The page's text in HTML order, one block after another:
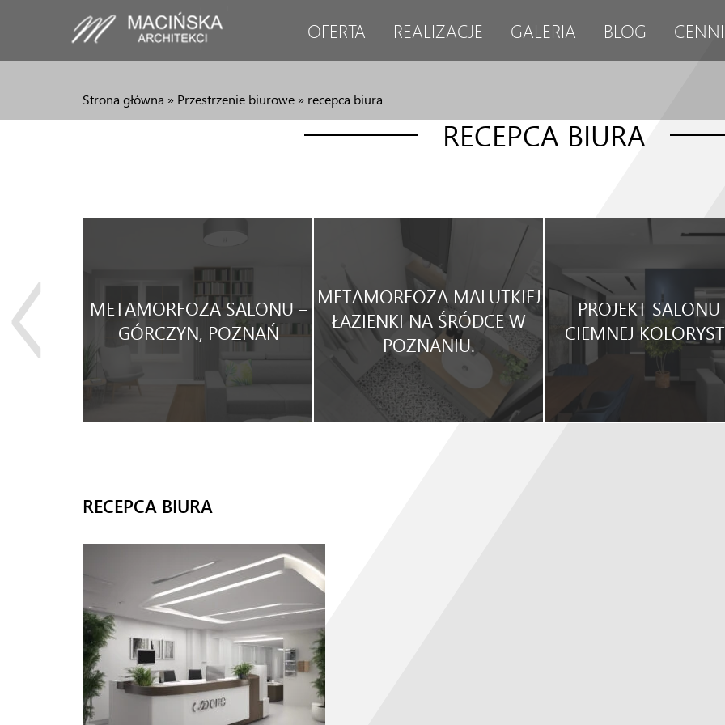
OFERTA REALIZACJE GALERIA BLOG
Strona główna » Przestrzenie biurowe » recepca biura
RECEPCA BIURA
METAMORFOZA SALONU –
GÓRCZYN, POZNAŃ
METAMORFOZA MALUTKIEJ
ŁAZIENKI NA ŚRÓDCE W
POZNANIU.
PROJEKT
CIEMNEJ
RECEPCA BIURA